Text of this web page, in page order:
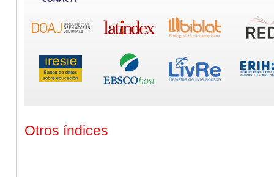
Otros índices